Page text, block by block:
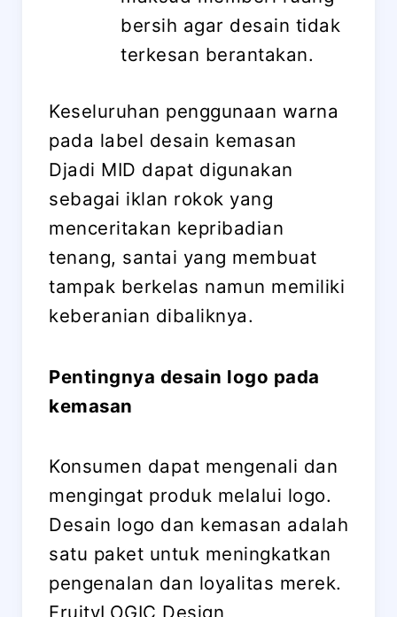
bersih agar desain tidak
terkesan berantakan.
Keseluruhan penggunaan warna
pada label desain kemasan
Djadi MID dapat digunakan
sebagai iklan rokok yang
menceritakan kepribadian
tenang, santai yang membuat
tampak berkelas namun memiliki
keberanian dibaliknya.
Pentingnya desain logo pada
kemasan
Konsumen dapat mengenali dan
mengingat produk melalui logo.
Desain logo dan kemasan adalah
satu paket untuk meningkatkan
pengenalan dan loyalitas merek.
FruityLOGIC Design